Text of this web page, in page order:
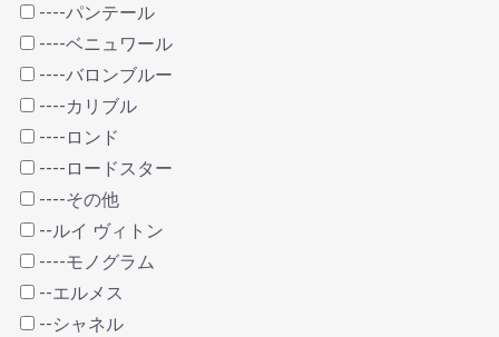
----パンテール
----ベニュワール
----バロンブルー
----カリブル
----ロンド
----ロードスター
----その他
--ルイ ヴィトン
----モノグラム
--エルメス
--シャネル